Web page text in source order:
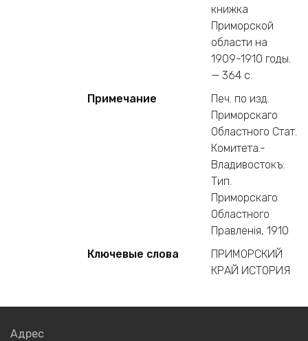
книжка
Приморской
области на
1909-1910 годы.
— 364 c.
Примечание
Печ. по изд.
Приморскаго
Областного Стат.
Комитета.-
Владивостокъ:
Тип.
Приморскаго
Областного
Правленiя, 1910
Ключевые слова
ПРИМОРСКИЙ
КРАЙ ИСТОРИЯ
Адрес